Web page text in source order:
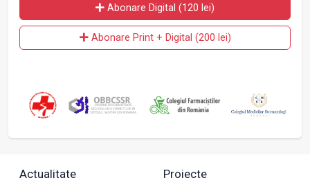
Abonare Digital (120 lei)
Abonare Print + Digital (200 lei)
Actualitate Proiecte